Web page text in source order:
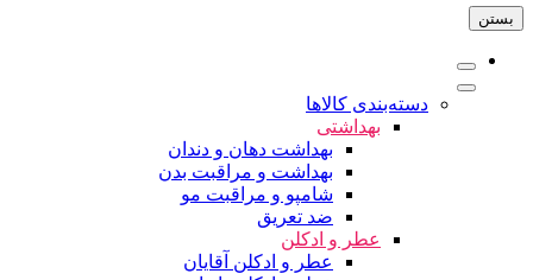
بستن
دسته‌بندی کالاها
بهداشتی
بهداشت دهان و دندان
بهداشت و مراقبت بدن
شامپو و مراقبت مو
ضد تعریق
عطر و ادکلن
عطر و ادکلن آقایان